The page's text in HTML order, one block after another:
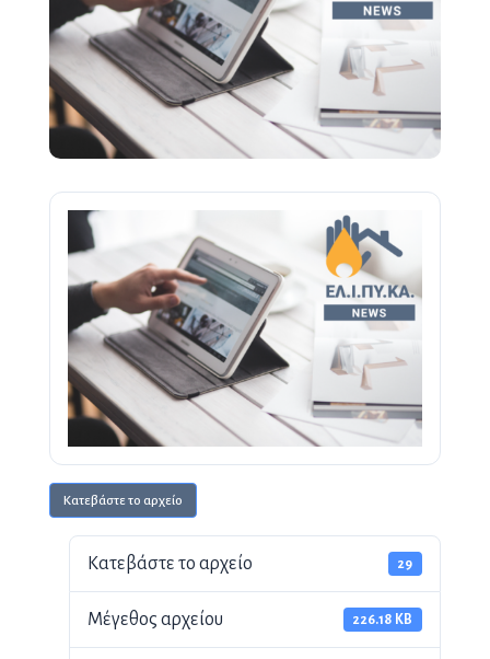
Κατεβάστε το αρχείο
Κατεβάστε το αρχείο 29
Μέγεθος αρχείου 226.18 KB